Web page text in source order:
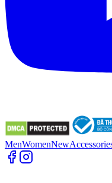
MenWomenNew